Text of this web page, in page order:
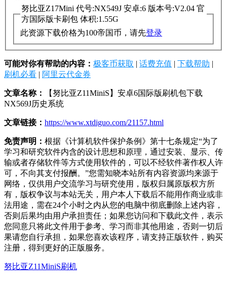
努比亚Z17Mini 代号:NX549J 安卓:6 版本号:V2.04 官
方国际版卡刷包 体积:1.55G
此资源下载价格为100帝国币，请先登录
可能对你有帮助的内容： 极客币获取 | 话费充值 | 下载帮助 |
刷机必看 | 阿里云代金券
文章名称：
【努比亚Z11MiniS】安卓6国际版刷机包下载
NX569J历史系统
文章链接： https://www.xtdiguo.com/21157.html
免责声明： 根据《计算机软件保护条例》第十七条规定“为了
学习和研究软件内含的设计思想和原理，通过安装、显示、传
输或者存储软件等方式使用软件的，可以不经软件著作权人许
可，不向其支付报酬。”您需知晓本站所有内容资源均来源于
网络，仅供用户交流学习与研究使用，版权归属原版权方所
有，版权争议与本站无关，用户本人下载后不能用作商业或非
法用途，需在24个小时之内从您的电脑中彻底删除上述内容，
否则后果均由用户承担责任；如果您访问和下载此文件，表示
您同意只将此文件用于参考、学习而非其他用途，否则一切后
果请您自行承担，如果您喜欢该程序，请支持正版软件，购买
注册，得到更好的正版服务。
努比亚Z11MiniS刷机